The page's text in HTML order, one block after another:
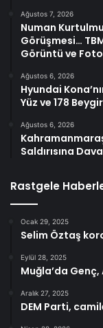
Ağustos 7, 2026
Numan
Görüşmesi…
Görüntü ve
Ağustos 6, 2026
Hyundai
Yüz ve 178
Ağustos 6, 2026
Saldırısına Dava
Rastgele
Ocak 29, 2025
Selim Öztaş
Eylül 28, 2025
Muğla’da
Aralık 27, 2025
DEM Parti,